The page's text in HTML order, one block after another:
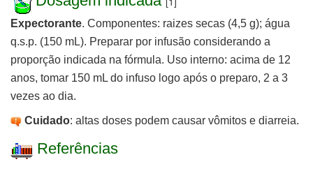
Expectorante. Componentes: raizes secas (4,5 g); água
q.s.p. (150 mL). Preparar por infusão considerando a
proporção indicada na fórmula. Uso interno: acima de 12
anos, tomar 150 mL do infuso logo após o preparo, 2 a 3
vezes ao dia.
Cuidado: altas doses podem causar vômitos e diarreia.
Referências